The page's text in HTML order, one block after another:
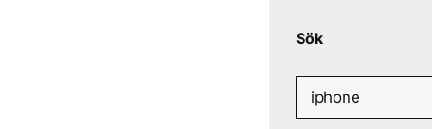
Sök
Search
for: